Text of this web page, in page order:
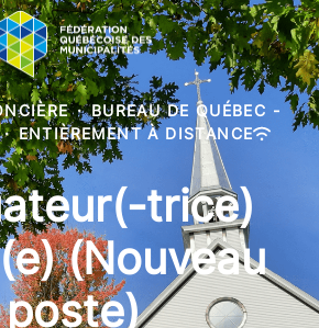
· BUREAU DE QUÉBEC -
· ENTIÈREMENT À DISTANCE
trice)
(Nouveau
poste)